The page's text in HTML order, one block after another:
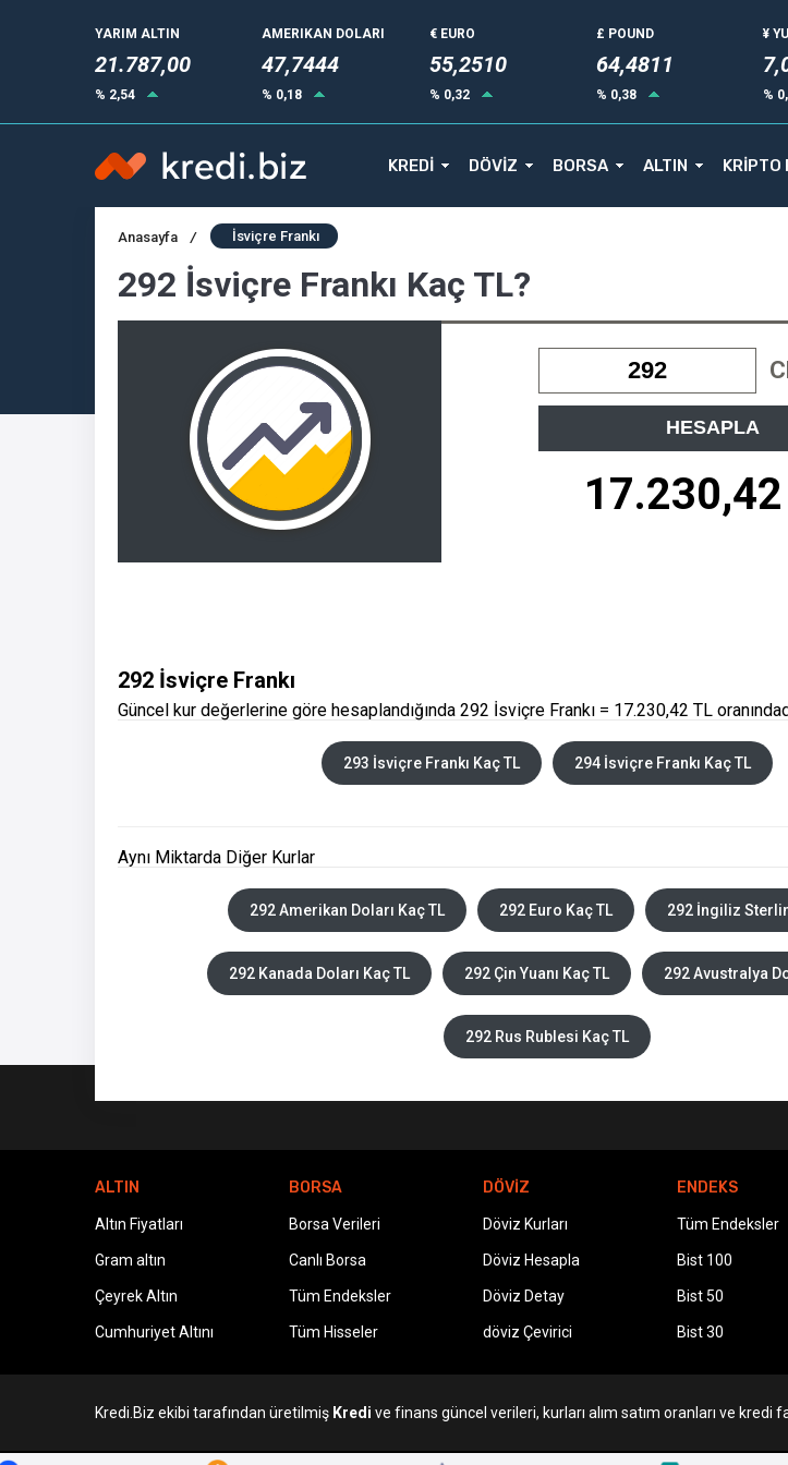
YARIM ALTIN
21.787,00
% 2,54
AMERIKAN DOLARI
47,7444
% 0,18
€ EURO
55,2515
% 0,32
£ POUND
64,4811
% 0,38
¥
%
KREDİ DÖVİZ BORSA ALTIN KRİPTO
Anasayfa / İsviçre Frankı
292 İsviçre Frankı Kaç TL?
HESAPLA
292 İsviçre Frankı
Güncel kur değerlerine göre hesaplandığında 292 İsviçre Frankı = 17.230,42 TL
293 İsviçre Frankı Kaç TL 294 İsviçre Frankı Kaç TL
Aynı Miktarda Diğer Kurlar
292 Amerikan Doları Kaç TL 292 Euro Kaç TL 292 İngiliz
292 Kanada Doları Kaç TL 292 Çin Yuanı Kaç TL 292 Avustralya
292 Rus Rublesi Kaç TL
ALTIN
Altın Fiyatları
Gram altın
Çeyrek Altın
Cumhuriyet Altını
BORSA
Borsa Verileri
Canlı Borsa
Tüm Endeksler
Tüm Hisseler
DÖVİZ
Döviz Kurları
Döviz Hesapla
Döviz Detay
döviz Çevirici
ENDEKS
Tüm Endeksler
Bist 100
Bist 50
Bist 30
Kredi.Biz ekibi tarafından üretilmiş Kredi ve finans güncel verileri, kurları alım satım oranları ve